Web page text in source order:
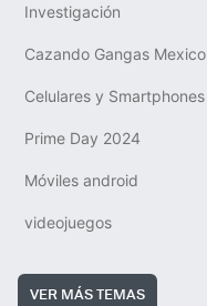
Investigación
Cazando Gangas Mexico
Celulares y Smartphones
Prime Day 2024
Móviles android
videojuegos
VER MÁS TEMAS